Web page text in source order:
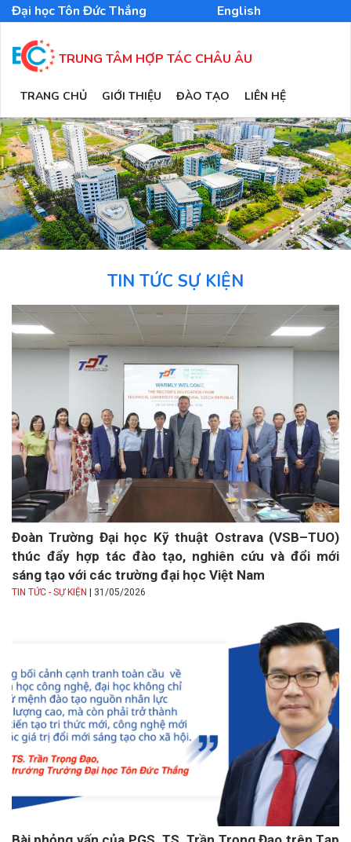
Nhảy
đến
dung
Đại học Tôn Đức Thắng English
TRUNG TÂM HỢP TÁC CHÂU ÂU
MAIN
NAVIGATION
TRANG CHỦ GIỚI THIỆU ĐÀO TẠO LIÊN HỆ
TIN TỨC SỰ KIỆN
Đoàn Trường Đại học Kỹ thuật Ostrava (VSB–TUO)
thúc đẩy hợp tác đào tạo, nghiên cứu và đổi mới
sáng tạo với các trường đại học Việt Nam
TIN TỨC - SỰ KIỆN | 31/05/2026